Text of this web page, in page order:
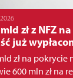
zł z NFZ
już
zł na
600 mln zł na